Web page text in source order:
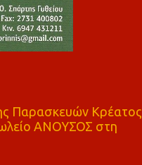
Παρασκευών Κρέατος
ΑΝΟΥΣΟΣ στη